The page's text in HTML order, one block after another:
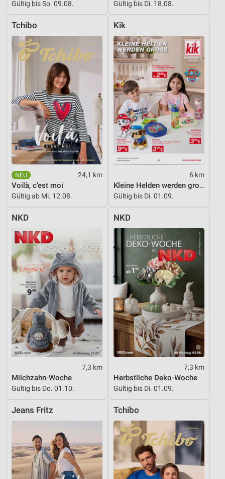
Gültig bis So. 09.08. Gültig bis Di. 18.08.
Tchibo
24,1 km
Voilà, c’est moi
Gültig ab Mi. 12.08.
Kik
6 km
Kleine Helden werden gross
Gültig bis Di. 01.09.
NKD
7,3 km
Milchzahn-Woche
Gültig bis Do. 01.10.
NKD
7,3 km
Herbstliche Deko-Woche
Gültig bis Di. 01.09.
Jeans Fritz Tchibo
Performance
Funktional
Werbung